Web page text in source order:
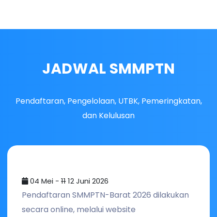
JADWAL SMMPTN
Pendaftaran, Pengelolaan, UTBK, Pemeringkatan,
dan Kelulusan
04 Mei - 1112 Juni 2026
Pendaftaran SMMPTN-Barat 2026 dilakukan
secara online, melalui website